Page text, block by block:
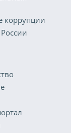
коррупции